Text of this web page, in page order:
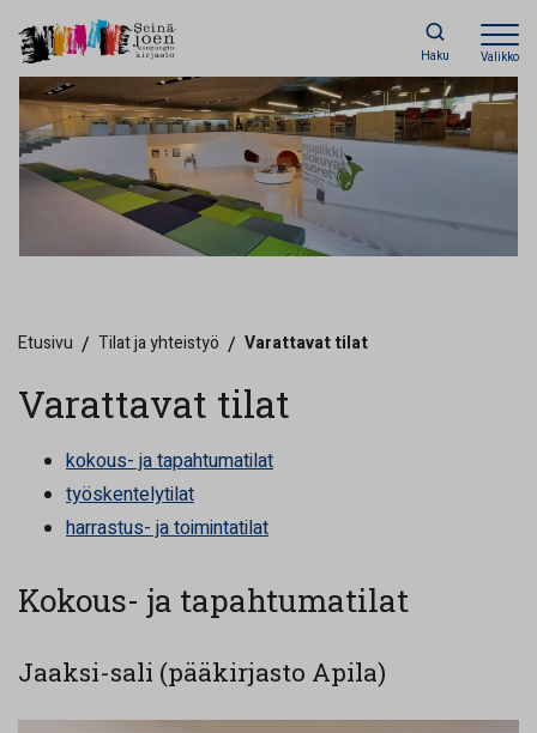
Haku Valikko
Etusivu / Tilat ja yhteistyö / Varattavat tilat
Varattavat tilat
kokous- ja tapahtumatilat
työskentelytilat
harrastus- ja toimintatilat
Kokous- ja tapahtumatilat
Jaaksi-sali (pääkirjasto Apila)